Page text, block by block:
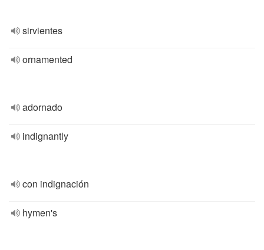
sirvientes
ornamented
adornado
indignantly
con indignación
hymen's